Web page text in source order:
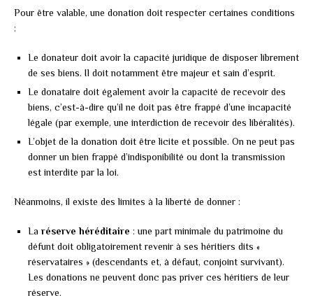
Pour être valable, une donation doit respecter certaines conditions
:
Le donateur doit avoir la capacité juridique de disposer librement
de ses biens. Il doit notamment être majeur et sain d’esprit.
Le donataire doit également avoir la capacité de recevoir des
biens, c’est-à-dire qu’il ne doit pas être frappé d’une incapacité
légale (par exemple, une interdiction de recevoir des libéralités).
L’objet de la donation doit être licite et possible. On ne peut pas
donner un bien frappé d’indisponibilité ou dont la transmission
est interdite par la loi.
Néanmoins, il existe des limites à la liberté de donner :
La réserve héréditaire : une part minimale du patrimoine du
défunt doit obligatoirement revenir à ses héritiers dits «
réservataires » (descendants et, à défaut, conjoint survivant).
Les donations ne peuvent donc pas priver ces héritiers de leur
réserve.